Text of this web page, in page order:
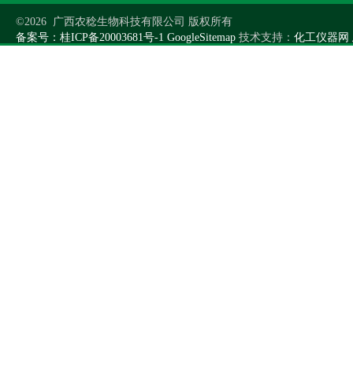
©2026 广西农稔生物科技有限公司 版权所有
备案号：桂ICP备20003681号-1 GoogleSitemap 技术支持： 化工仪器网